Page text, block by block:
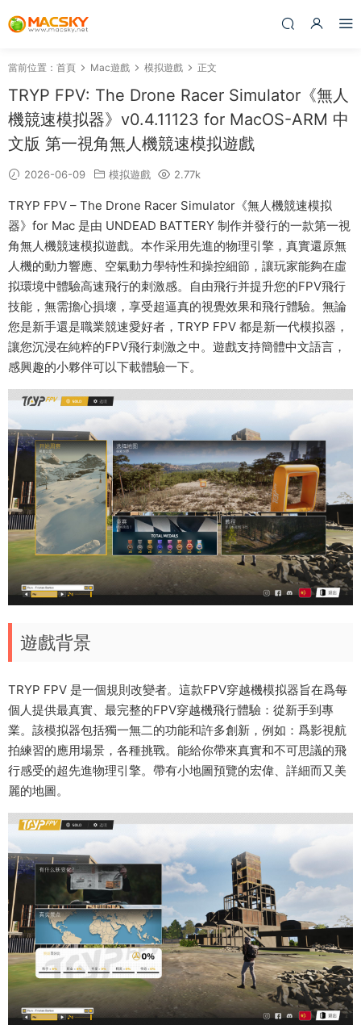
當前位置： 首頁 Mac遊戲 模拟遊戲 正文
TRYP FPV: The Drone Racer Simulator《無人
機競速模拟器》v0.4.11123 for MacOS-ARM 中
文版 第一視角無人機競速模拟遊戲
2026-06-09 模拟遊戲 2.77k
TRYP FPV – The Drone Racer Simulator《無人機競速模拟
器》for Mac 是由 UNDEAD BATTERY 制作并發行的一款第一視
角無人機競速模拟遊戲。本作采用先進的物理引擎，真實還原無
人機的動力響應、空氣動力學特性和操控細節，讓玩家能夠在虛
拟環境中體驗高速飛行的刺激感。自由飛行并提升您的FPV飛行
技能，無需擔心損壞，享受超逼真的視覺效果和飛行體驗。無論
您是新手還是職業競速愛好者，TRYP FPV 都是新一代模拟器，
讓您沉浸在純粹的FPV飛行刺激之中。遊戲支持簡體中文語言，
感興趣的小夥伴可以下載體驗一下。
遊戲背景
TRYP FPV 是一個規則改變者。這款FPV穿越機模拟器旨在爲每
個人提供最真實、最完整的FPV穿越機飛行體驗：從新手到專
業。該模拟器包括獨一無二的功能和許多創新，例如：爲影視航
拍練習的應用場景，各種挑戰。能給你帶來真實和不可思議的飛
行感受的超先進物理引擎。帶有小地圖預覽的宏偉、詳細而又美
麗的地圖。